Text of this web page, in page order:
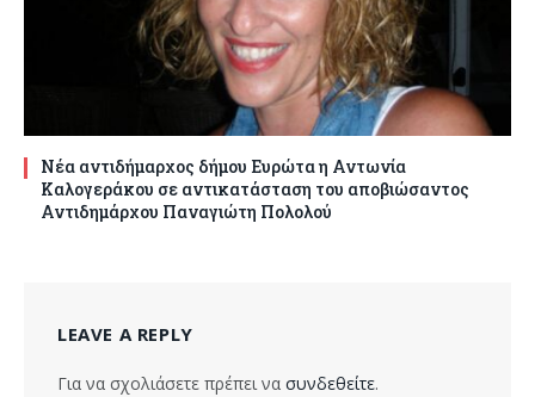
Νέα αντιδήμαρχος δήμου Ευρώτα η Αντωνία
Καλογεράκου σε αντικατάσταση του αποβιώσαντος
Αντιδημάρχου Παναγιώτη Πολολού
LEAVE A REPLY
Για να σχολιάσετε πρέπει να συνδεθείτε.